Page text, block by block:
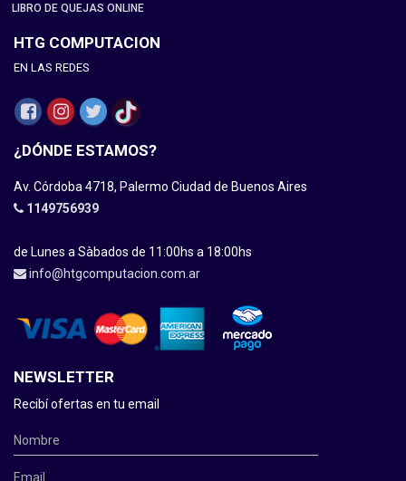
LIBRO DE QUEJAS ONLINE
HTG COMPUTACION
EN LAS REDES
¿DÓNDE ESTAMOS?
Av. Córdoba 4718, Palermo Ciudad de Buenos Aires
1149756939
de Lunes a Sàbados de 11:00hs a 18:00hs
info@htgcomputacion.com.ar
NEWSLETTER
Recibí ofertas en tu email